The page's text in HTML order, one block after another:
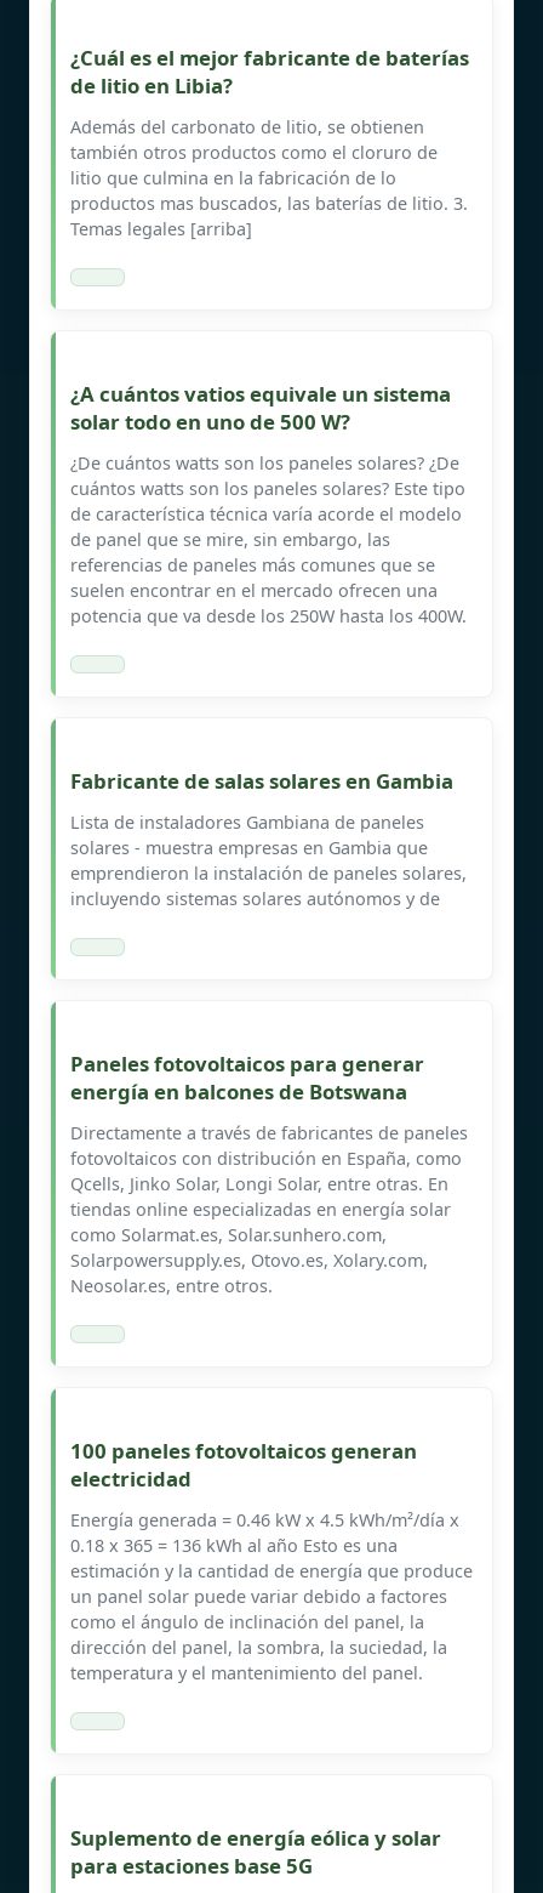
¿Cuál es el mejor fabricante de baterías
de litio en Libia?
Además del carbonato de litio, se obtienen
también otros productos como el cloruro de
litio que culmina en la fabricación de lo
productos mas buscados, las baterías de litio. 3.
Temas legales [arriba]
¿A cuántos vatios equivale un sistema
solar todo en uno de 500 W?
¿De cuántos watts son los paneles solares? ¿De
cuántos watts son los paneles solares? Este tipo
de característica técnica varía acorde el modelo
de panel que se mire, sin embargo, las
referencias de paneles más comunes que se
suelen encontrar en el mercado ofrecen una
potencia que va desde los 250W hasta los 400W.
Fabricante de salas solares en Gambia
Lista de instaladores Gambiana de paneles
solares - muestra empresas en Gambia que
emprendieron la instalación de paneles solares,
incluyendo sistemas solares autónomos y de
Paneles fotovoltaicos para generar
energía en balcones de Botswana
Directamente a través de fabricantes de paneles
fotovoltaicos con distribución en España, como
Qcells, Jinko Solar, Longi Solar, entre otras. En
tiendas online especializadas en energía solar
como Solarmat.es, Solar.sunhero.com,
Solarpowersupply.es, Otovo.es, Xolary.com,
Neosolar.es, entre otros.
100 paneles fotovoltaicos generan
electricidad
Energía generada = 0.46 kW x 4.5 kWh/m²/día x
0.18 x 365 = 136 kWh al año Esto es una
estimación y la cantidad de energía que produce
un panel solar puede variar debido a factores
como el ángulo de inclinación del panel, la
dirección del panel, la sombra, la suciedad, la
temperatura y el mantenimiento del panel.
Suplemento de energía eólica y solar
para estaciones base 5G